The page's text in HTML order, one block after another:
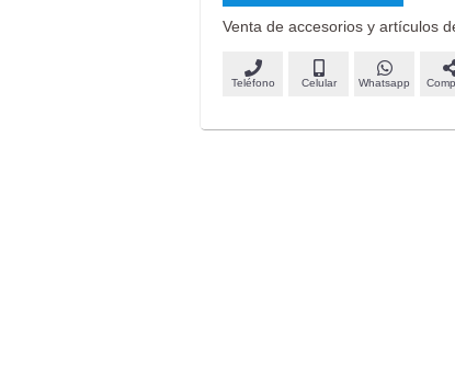
Venta de accesorios y artículos
Teléfono Celular Whatsapp